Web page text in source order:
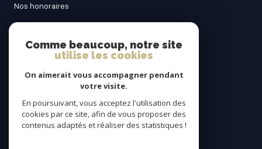
nos honoraires
Comme beaucoup, notre site
utilise les cookies
On aimerait vous accompagner pendant
votre visite.
En poursuivant, vous acceptez l'utilisation des
cookies par ce site, afin de vous proposer des
contenus adaptés et réaliser des statistiques !